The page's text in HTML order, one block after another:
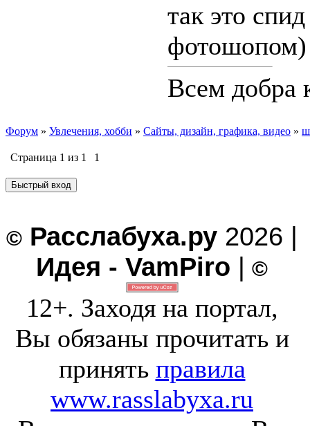
так это
фотошопом)
Всем добра
Форум » Увлечения, хобби » Сайты, дизайн, графика, видео »
Страница 1 из 1 1
© Расслабуха.ру 2026 |
Идея - VamPiro | ©
12+. Заходя на портал,
Вы обязаны прочитать и
принять правила
www.rasslabyxa.ru